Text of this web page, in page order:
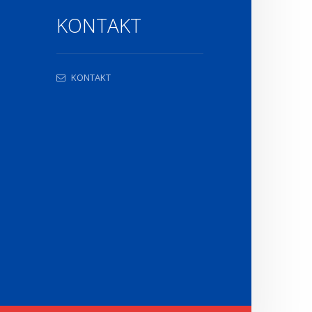
KONTAKT
KONTAKT